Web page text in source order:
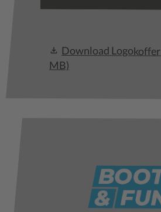
Download Logokoffer
MB)